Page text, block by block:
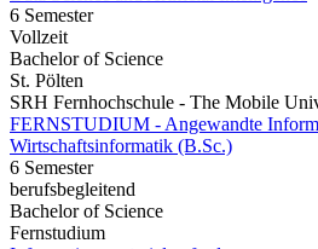
6 Semester
Vollzeit
Bachelor of Science
St. Pölten
SRH Fernhochschule - The Mobile
FERNSTUDIUM - Angewandte
Wirtschaftsinformatik (B.Sc.)
6 Semester
berufsbegleitend
Bachelor of Science
Fernstudium